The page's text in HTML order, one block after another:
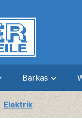
Barkas
Elektrik